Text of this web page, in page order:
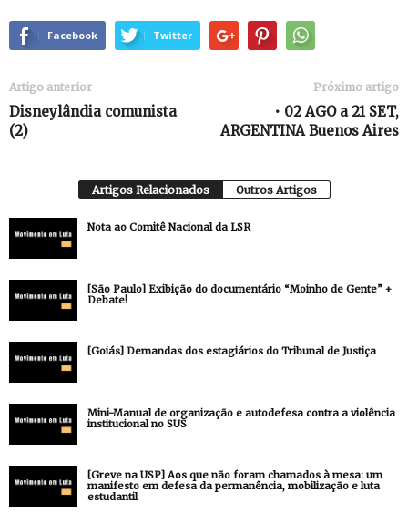
Facebook Twitter
Artigo anterior
Disneylândia comunista
(2)
Próximo artigo
• 02 AGO a 21 SET,
ARGENTINA Buenos Aires
Artigos Relacionados Outros Artigos
Nota ao Comitê Nacional da LSR
[São Paulo] Exibição do documentário “Moinho de Gente” +
Debate!
[Goiás] Demandas dos estagiários do Tribunal de Justiça
Mini-Manual de organização e autodefesa contra a violência
institucional no SUS
[Greve na USP] Aos que não foram chamados à mesa: um
manifesto em defesa da permanência, mobilização e luta
estudantil